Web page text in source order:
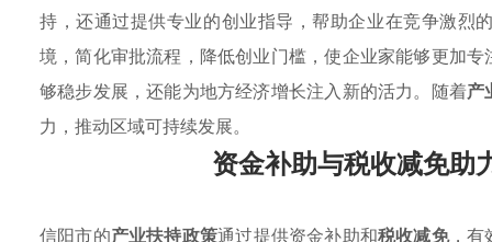
持，还通过提供专业的创业指导，帮助企业在竞争激烈
境，简化审批流程，降低创业门槛，使企业家能够更加
够稳步发展，还能为地方经济增长注入新的活力。随着产
力，推动区域可持续发展。
资金补助与税收减免助
信阳市的产业扶持政策通过提供资金补助和税收减免，有